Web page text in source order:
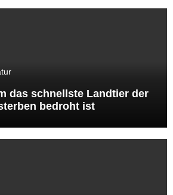
das schnellste Landtier der
bedroht ist